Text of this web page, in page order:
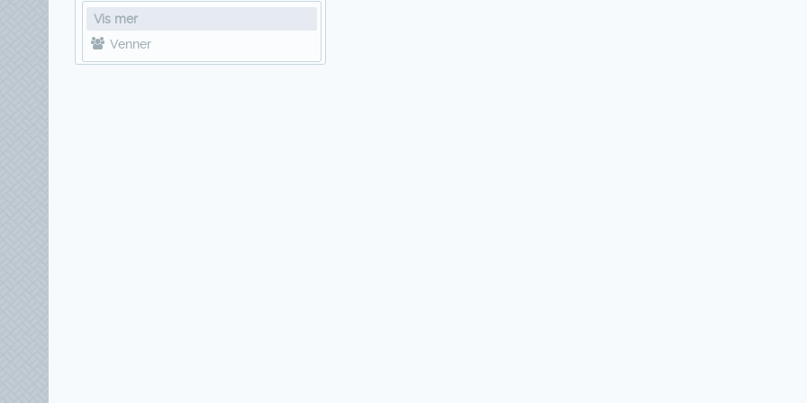
Vis mer
Venner